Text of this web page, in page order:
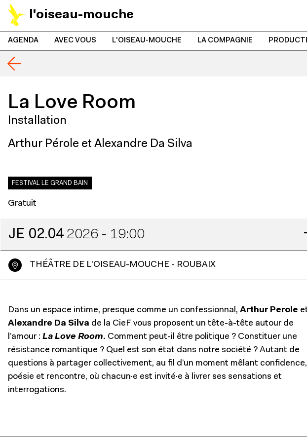
l'oiseau-mouche
AGENDA AVEC VOUS L'OISEAU-MOUCHE LA COMPAGNIE
La Love Room
Installation
Arthur Pérole et Alexandre Da Silva
FESTIVAL LE GRAND BAIN
Gratuit
JE 02.04 2026 - 19:00
THÉÂTRE DE L'OISEAU-MOUCHE - ROUBAIX
Dans un espace intime, presque comme un confessionnal, Arthur Perole
Alexandre Da Silva de la CieF vous proposent un tête-à-tête autour de
l’amour : La Love Room. Comment peut-il être politique ? Constituer une
résistance romantique ? Quel est son état dans notre société ? Autant de
questions à partager collectivement, au fil d’un moment mêlant confidence,
poésie et rencontre, où chacun·e est invité·e à livrer ses sensations et
interrogations.